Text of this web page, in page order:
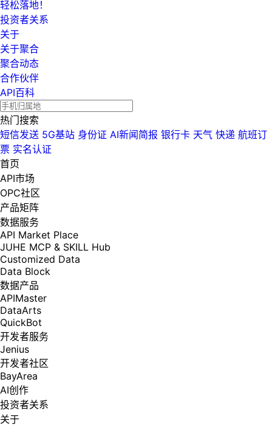
轻松落地！
投资者关系
关于
关于聚合
聚合动态
合作伙伴
API百科
热门搜索
短信发送 5G基站 身份证 AI新闻简报 银行卡 天气 快递 航班订
票 实名认证
首页
API市场
OPC社区
产品矩阵
数据服务
API Market Place
JUHE MCP & SKILL Hub
Customized Data
Data Block
数据产品
APIMaster
DataArts
QuickBot
开发者服务
Jenius
开发者社区
BayArea
AI创作
投资者关系
关于